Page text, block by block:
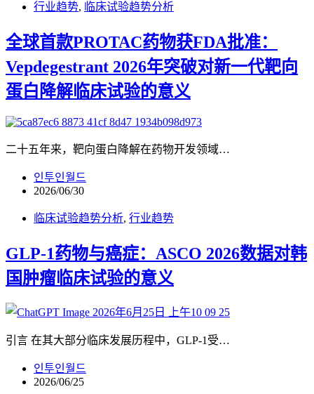
行业趋势, 临床试验趋势分析
全球首款PROTAC药物获FDA批准：
Vepdegestrant 2026年突破对新一代靶向
蛋白降解临床试验的意义
二十五年来，靶向蛋白降解在药物开发领域…
인투인월드
2026/06/30
临床试验趋势分析, 行业趋势
GLP-1药物与癌症：ASCO 2026数据对韩
国肿瘤临床试验的意义
引言 在其大部分临床发展历程中，GLP-1受…
인투인월드
2026/06/25